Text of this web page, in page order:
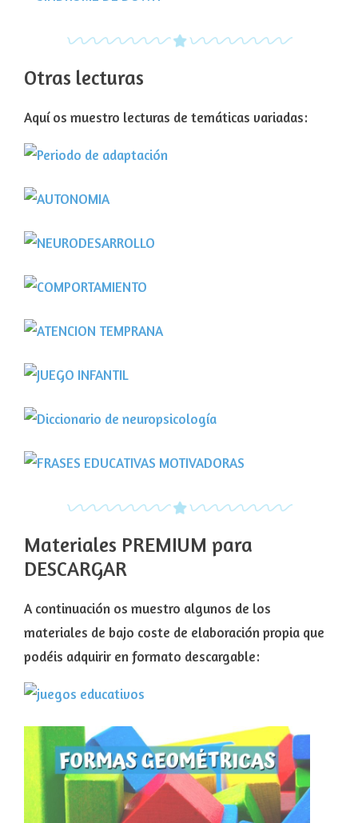
Otras lecturas
Aquí os muestro lecturas de temáticas variadas:
Materiales PREMIUM para
DESCARGAR
A continuación os muestro algunos de los
materiales de bajo coste de elaboración propia que
podéis adquirir en formato descargable: